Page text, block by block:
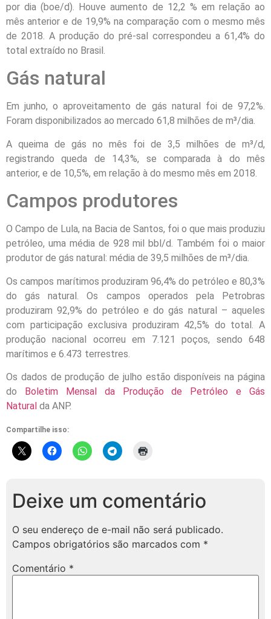
por dia (boe/d). Houve aumento de 12,2 % em relação ao
mês anterior e de 19,9% na comparação com o mesmo mês
de 2018. A produção do pré-sal correspondeu a 61,4% do
total extraído no Brasil.
Gás natural
Em junho, o aproveitamento de gás natural foi de 97,2%.
Foram disponibilizados ao mercado 61,8 milhões de m³/dia.
A queima de gás no mês foi de 3,5 milhões de m³/d,
registrando queda de 14,3%, se comparada à do mês
anterior, e de 10,5%, em relação à do mesmo mês em 2018.
Campos produtores
O Campo de Lula, na Bacia de Santos, foi o que mais produziu
petróleo, uma média de 928 mil bbl/d. Também foi o maior
produtor de gás natural: média de 39,5 milhões de m³/dia.
Os campos marítimos produziram 96,4% do petróleo e 80,3%
do gás natural. Os campos operados pela Petrobras
produziram 92,9% do petróleo e do gás natural – aqueles
com participação exclusiva produziram 42,5% do total. A
produção nacional ocorreu em 7.121 poços, sendo 648
marítimos e 6.473 terrestres.
Os dados de produção de julho estão disponíveis na página
do Boletim Mensal da Produção de Petróleo e Gás
Natural da ANP.
Compartilhe isso:
Deixe um comentário
O seu endereço de e-mail não será publicado.
Campos obrigatórios são marcados com *
Comentário *